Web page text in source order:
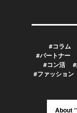
#コラム
#パートナー
#コン活
#ファッション
About